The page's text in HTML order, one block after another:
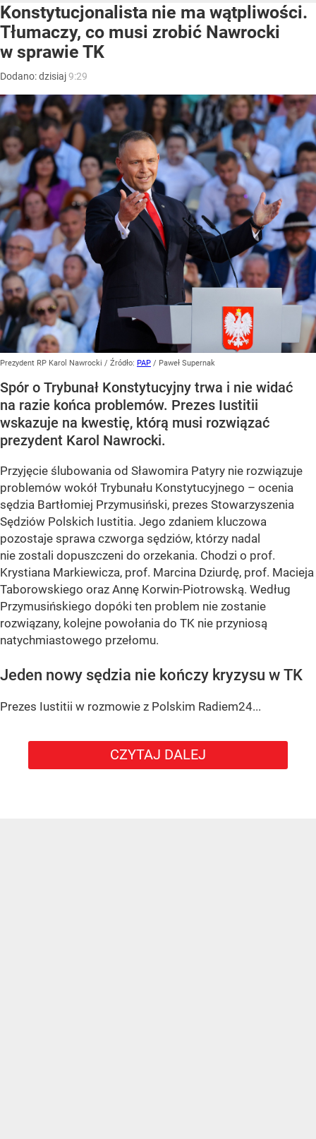
Konstytucjonalista nie ma wątpliwości.
Tłumaczy, co musi zrobić Nawrocki
w sprawie TK
Dodano:dzisiaj9:29
Prezydent RP Karol Nawrocki / Źródło: PAP / Paweł Supernak
Spór o Trybunał Konstytucyjny trwa i nie widać
na razie końca problemów. Prezes Iustitii
wskazuje na kwestię, którą musi rozwiązać
prezydent Karol Nawrocki.
Przyjęcie ślubowania od Sławomira Patyry nie rozwiązuje
problemów wokół Trybunału Konstytucyjnego – ocenia
sędzia Bartłomiej Przymusiński, prezes Stowarzyszenia
Sędziów Polskich Iustitia. Jego zdaniem kluczowa
pozostaje sprawa czworga sędziów, którzy nadal
nie zostali dopuszczeni do orzekania. Chodzi o prof.
Krystiana Markiewicza, prof. Marcina Dziurdę, prof. Macieja
Taborowskiego oraz Annę Korwin-Piotrowską. Według
Przymusińskiego dopóki ten problem nie zostanie
rozwiązany, kolejne powołania do TK nie przyniosą
natychmiastowego przełomu.
Jeden nowy sędzia nie kończy kryzysu w TK
Prezes Iustitii w rozmowie z Polskim Radiem24...
CZYTAJ DALEJ